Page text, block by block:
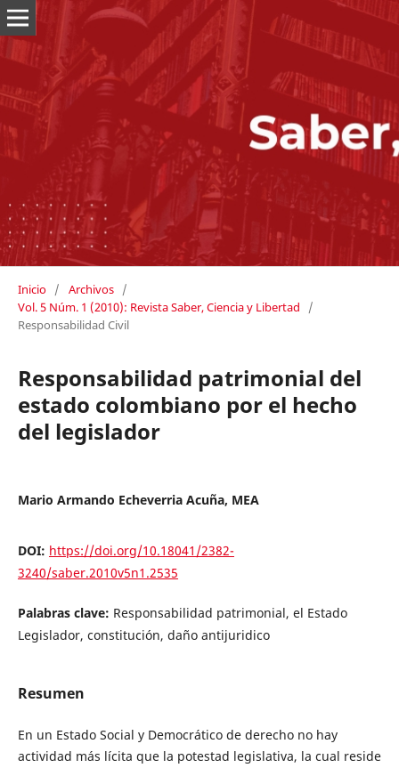
Inicio / Archivos /
Vol. 5 Núm. 1 (2010): Revista Saber, Ciencia y Libertad
/
Responsabilidad Civil
Responsabilidad patrimonial del
estado colombiano por el hecho
del legislador
Mario Armando Echeverria Acuña, MEA
DOI: https://doi.org/10.18041/2382-
3240/saber.2010v5n1.2535
Palabras clave: Responsabilidad patrimonial, el Estado
Legislador, constitución, daño antijuridico
Resumen
En un Estado Social y Democrático de derecho no hay
actividad más lícita que la potestad legislativa, la cual reside